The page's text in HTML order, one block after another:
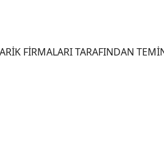
FİRMALARI TARAFINDAN